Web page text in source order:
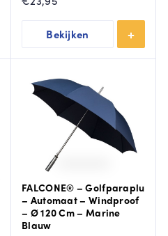
Bekijken
FALCONE® – Golfparaplu
– Automaat – Windproof
– Ø 120 Cm – Marine
Blauw